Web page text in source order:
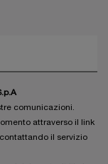
comunicazioni.
attraverso il link
il servizio